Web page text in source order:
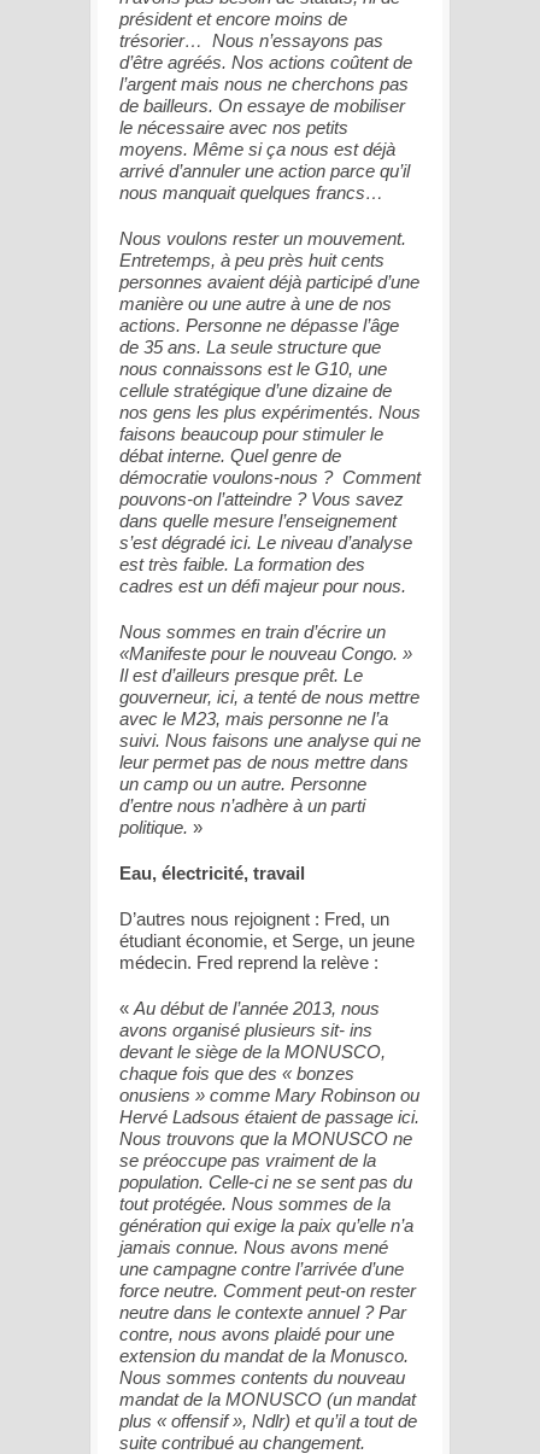
président et encore moins de
trésorier… Nous n’essayons pas
d’être agréés. Nos actions coûtent de
l’argent mais nous ne cherchons pas
de bailleurs. On essaye de mobiliser
le nécessaire avec nos petits
moyens. Même si ça nous est déjà
arrivé d’annuler une action parce qu’il
nous manquait quelques francs…
Nous voulons rester un mouvement.
Entretemps, à peu près huit cents
personnes avaient déjà participé d’une
manière ou une autre à une de nos
actions. Personne ne dépasse l’âge
de 35 ans. La seule structure que
nous connaissons est le G10, une
cellule stratégique d’une dizaine de
nos gens les plus expérimentés. Nous
faisons beaucoup pour stimuler le
débat interne. Quel genre de
démocratie voulons-nous ? Comment
pouvons-on l’atteindre ? Vous savez
dans quelle mesure l’enseignement
s’est dégradé ici. Le niveau d’analyse
est très faible. La formation des
cadres est un défi majeur pour nous.
Nous sommes en train d’écrire un
«Manifeste pour le nouveau Congo. »
Il est d’ailleurs presque prêt. Le
gouverneur, ici, a tenté de nous mettre
avec le M23, mais personne ne l’a
suivi. Nous faisons une analyse qui ne
leur permet pas de nous mettre dans
un camp ou un autre. Personne
d’entre nous n’adhère à un parti
politique. »
Eau, électricité, travail
D’autres nous rejoignent : Fred, un
étudiant économie, et Serge, un jeune
médecin. Fred reprend la relève :
« Au début de l’année 2013, nous
avons organisé plusieurs sit- ins
devant le siège de la MONUSCO,
chaque fois que des « bonzes
onusiens » comme Mary Robinson ou
Hervé Ladsous étaient de passage ici.
Nous trouvons que la MONUSCO ne
se préoccupe pas vraiment de la
population. Celle-ci ne se sent pas du
tout protégée. Nous sommes de la
génération qui exige la paix qu’elle n’a
jamais connue. Nous avons mené
une campagne contre l’arrivée d’une
force neutre. Comment peut-on rester
neutre dans le contexte annuel ? Par
contre, nous avons plaidé pour une
extension du mandat de la Monusco.
Nous sommes contents du nouveau
mandat de la MONUSCO (un mandat
plus « offensif », Ndlr) et qu’il a tout de
suite contribué au changement.